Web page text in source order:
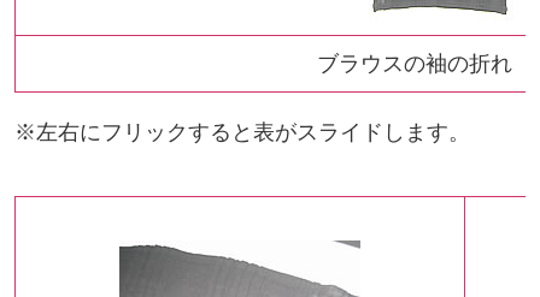
ブラウスの袖の折れ
※左右にフリックすると表がスライドします。